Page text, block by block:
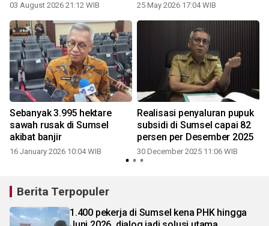
03 August 2026 21:12 WIB 25 May 2026 17:04 WIB
Sebanyak 3.995 hektare
sawah rusak di Sumsel
akibat banjir
16 January 2026 10:04 WIB
Realisasi penyaluran pupuk
subsidi di Sumsel capai 82
persen per Desember 2025
30 December 2025 11:06 WIB
Berita Terpopuler
1.400 pekerja di Sumsel kena PHK hingga